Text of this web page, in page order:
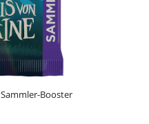
Sammler-Booster